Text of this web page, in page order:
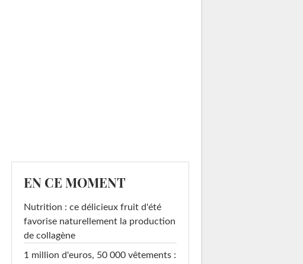
EN CE MOMENT
Nutrition : ce délicieux fruit d'été
favorise naturellement la production
de collagène
1 million d'euros, 50 000 vêtements :